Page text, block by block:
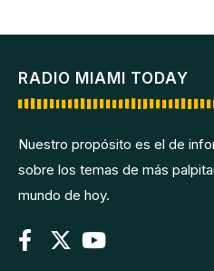
RADIO MIAMI TODAY
Nuestro propósito es el de
sobre los temas de más
mundo de hoy.